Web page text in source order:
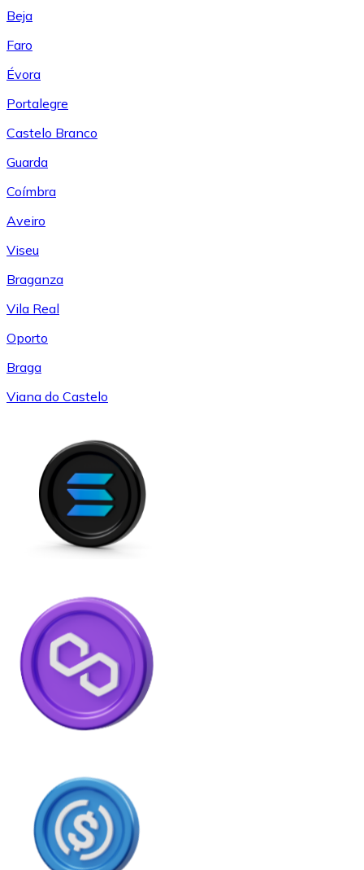
Beja
Faro
Évora
Portalegre
Castelo Branco
Guarda
Coímbra
Aveiro
Viseu
Braganza
Vila Real
Oporto
Braga
Viana do Castelo